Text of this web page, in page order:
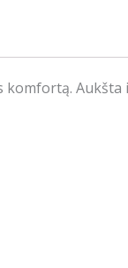
komfortą. Aukšta